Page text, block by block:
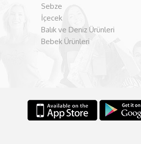
Sebze
İçecek
Balık ve Deniz Ürünleri
Bebek Ürünleri